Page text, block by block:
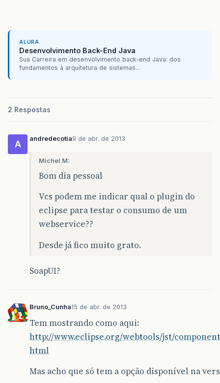
ALURA
Desenvolvimento Back-End Java
Sua Carreira em desenvolvimento back-end Java: dos
fundamentos à arquitetura de sistemas...
2 Respostas
A
andredecotia9 de abr. de 2013
Michel M:
Bom dia pessoal
Vcs podem me indicar qual o plugin do
eclipse para testar o consumo de um
webservice??
Desde já fico muito grato.
SoapUI?
Bruno_Cunha15 de abr. de 2013
Tem mostrando como aqui:
http://www.eclipse.org/webtools/jst/
html
Mas acho que só tem a opção disponível na